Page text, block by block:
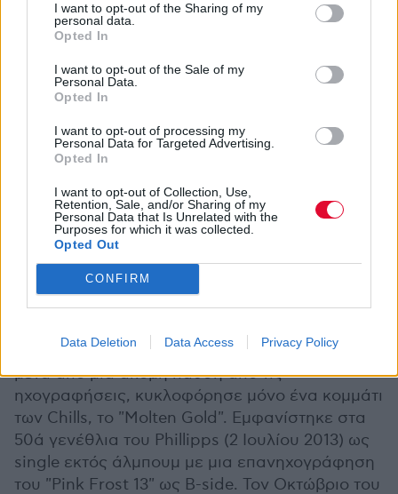
I want to opt-out of the Sharing of my
personal data.
Opted In
I want to opt-out of the Sale of my
Personal Data.
Opted In
I want to opt-out of processing my
Personal Data for Targeted Advertising.
Opted In
I want to opt-out of Collection, Use,
Retention, Sale, and/or Sharing of my
Personal Data that Is Unrelated with the
Purposes for which it was collected.
Opted Out
CONFIRM
Data Deletion Data Access Privacy Policy
Martin Phillipps and the Chills. Οι Chills
διαλύθηκαν ξανά με τον Phillipps να
εντάσσεται σε ένα άλλο συγκρότημα του David
Kilgour, τους Heavy Eights. Ένα οκταμελές EP
των Chills, με τίτλο
2004, το πρώτο ολοκαίνουργιο υλικό μετά από
εννέα χρόνια. Οι σημειώσεις του Phillipps
συγκρότημα σε μια εντελώς νέα κατεύθυνση
στο επόμενο άλμπουμ. Και πάνω σε αυτό θα
ξεκινήσουμε σύντομα τη δουλειά». Παρά τη
διαβεβαίωση αυτή, κανένα νέο άλμπουμ δεν
κυκλοφόρησε για πάνω από μια δεκαετία. Τον
Μάιο του 2010, οι Chills έπαιξαν δύο συναυλίες
Ζηλανδίας από το 1996. Τρία χρόνια αργότερα,
μετά από μια ακόμη παύση από τις
ηχογραφήσεις, κυκλοφόρησε μόνο ένα κομμάτι
των Chills, το "Molten Gold". Εμφανίστηκε στα
50ά γενέθλια του Phillipps (2 Ιουλίου 2013) ως
single εκτός άλμπουμ με μια επανηχογράφηση
του "Pink Frost 13" ως B-side. Τον Οκτώβριο του